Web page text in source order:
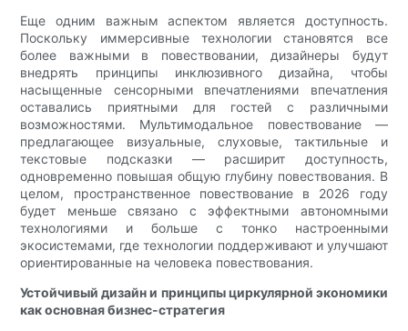
Еще одним важным аспектом является доступность.
Поскольку иммерсивные технологии становятся все
более важными в повествовании, дизайнеры будут
внедрять принципы инклюзивного дизайна, чтобы
насыщенные сенсорными впечатлениями впечатления
оставались приятными для гостей с различными
возможностями. Мультимодальное повествование —
предлагающее визуальные, слуховые, тактильные и
текстовые подсказки — расширит доступность,
одновременно повышая общую глубину повествования. В
целом, пространственное повествование в 2026 году
будет меньше связано с эффектными автономными
технологиями и больше с тонко настроенными
экосистемами, где технологии поддерживают и улучшают
ориентированные на человека повествования.
Устойчивый дизайн и принципы циркулярной экономики
как основная бизнес-стратегия